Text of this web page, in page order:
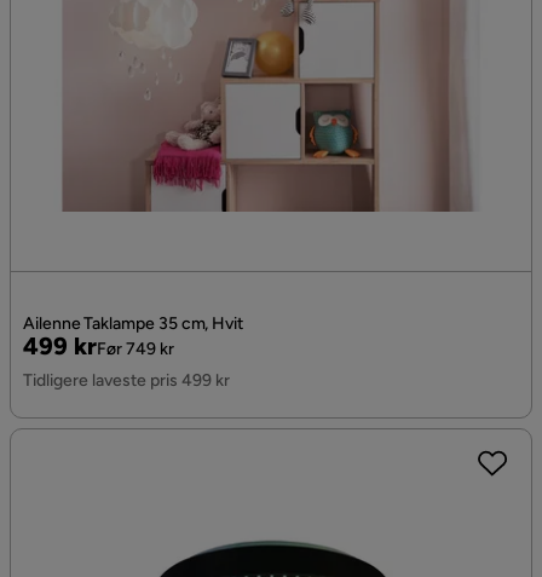
Ailenne Taklampe 35 cm, Hvit
Pris
499 kr
Original
Pris
Før 749 kr
Tidligere laveste pris 499 kr